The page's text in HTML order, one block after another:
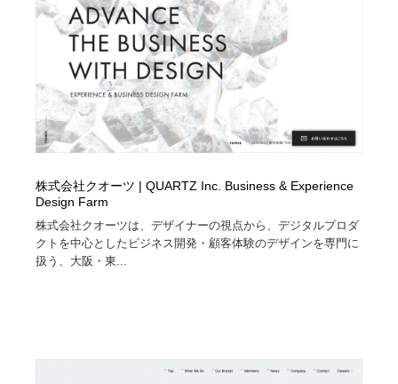
株式会社クオーツ | QUARTZ Inc. Business & Experience
Design Farm
株式会社クオーツは、デザイナーの視点から、デジタルプロダ
クトを中心としたビジネス開発・顧客体験のデザインを専門に
扱う、大阪・東...